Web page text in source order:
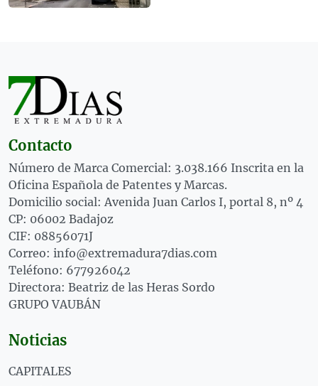
Contacto
Número de Marca Comercial: 3.038.166 Inscrita en la
Oficina Española de Patentes y Marcas.
Domicilio social: Avenida Juan Carlos I, portal 8, nº 4
CP: 06002 Badajoz
CIF: 08856071J
Correo: info@extremadura7dias.com
Teléfono: 677926042
Directora: Beatriz de las Heras Sordo
GRUPO VAUBÁN
Noticias
CAPITALES